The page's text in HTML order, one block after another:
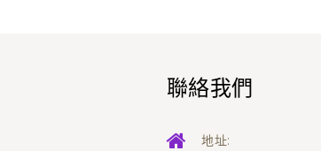
聯絡我們
地址: